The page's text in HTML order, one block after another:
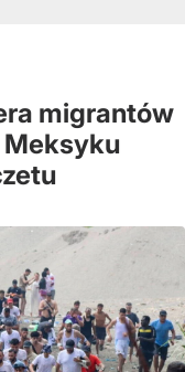
migrantów
Meksyku